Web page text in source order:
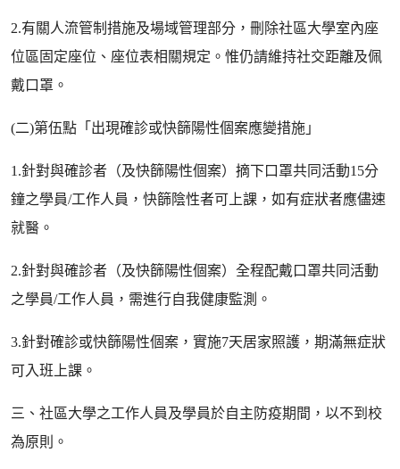
2.有關人流管制措施及場域管理部分，刪除社區大學室內座
位區固定座位、座位表相關規定。惟仍請維持社交距離及佩
戴口罩。
(二)第伍點「出現確診或快篩陽性個案應變措施」
1.針對與確診者（及快篩陽性個案）摘下口罩共同活動15分
鐘之學員/工作人員，快篩陰性者可上課，如有症狀者應儘速
就醫。
2.針對與確診者（及快篩陽性個案）全程配戴口罩共同活動
之學員/工作人員，需進行自我健康監測。
3.針對確診或快篩陽性個案，實施7天居家照護，期滿無症狀
可入班上課。
三、社區大學之工作人員及學員於自主防疫期間，以不到校
為原則。